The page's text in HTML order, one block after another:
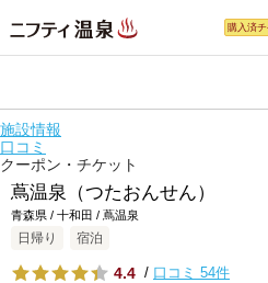
購入済
施設情報
口コミ
クーポン・チケット
蔦温泉（つたおんせん）
青森県 / 十和田 / 蔦温泉
日帰り 宿泊
4.4 / 口コミ 54件